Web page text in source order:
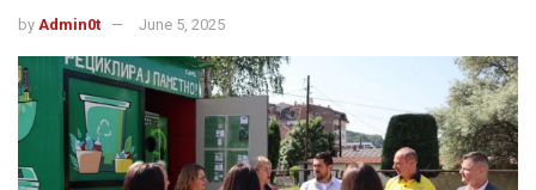
by Admin0t June 5, 2025